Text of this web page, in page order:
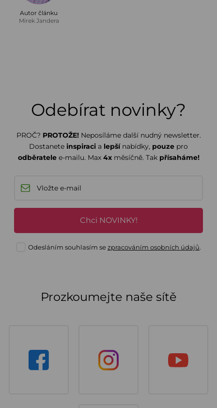
Autor článku
Mirek Jandera
Odebírat novinky?
PROČ? PROTOŽE! Neposíláme další nudný newsletter.
Dostanete inspiraci a lepšínabídky, pouze pro
odběratelee-mailu. Max 4xměsíčně. Tak přísaháme!
Chci NOVINKY!
Odesláním souhlasím sezpracováním osobních údajů.
Prozkoumejte naše sítě